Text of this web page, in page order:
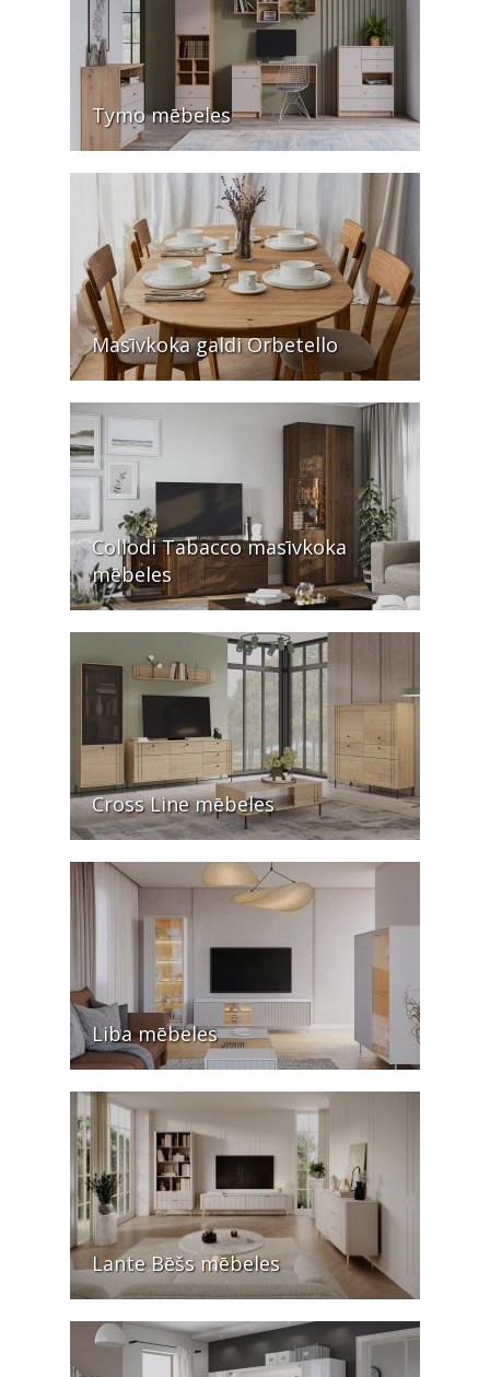
Tymo mēbeles
Masīvkoka galdi Orbetello
Collodi Tabacco masīvkoka
mēbeles
Cross Line mēbeles
Liba mēbeles
Lante Bēšs mēbeles